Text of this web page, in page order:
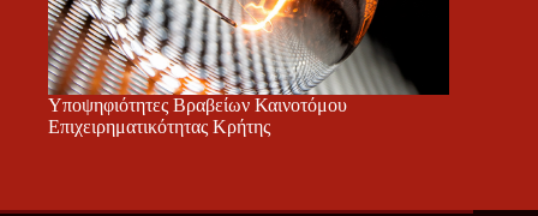
Υποψηφιότητες Βραβείων Καινοτόμου
Επιχειρηματικότητας Κρήτης